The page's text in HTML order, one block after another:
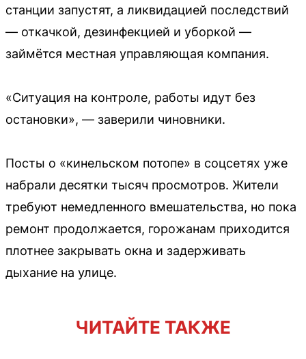
станции запустят, а ликвидацией последствий
— откачкой, дезинфекцией и уборкой —
займётся местная управляющая компания.
«Ситуация на контроле, работы идут без
остановки», — заверили чиновники.
Посты о «кинельском потопе» в соцсетях уже
набрали десятки тысяч просмотров. Жители
требуют немедленного вмешательства, но пока
ремонт продолжается, горожанам приходится
плотнее закрывать окна и задерживать
дыхание на улице.
ЧИТАЙТЕ ТАКЖЕ